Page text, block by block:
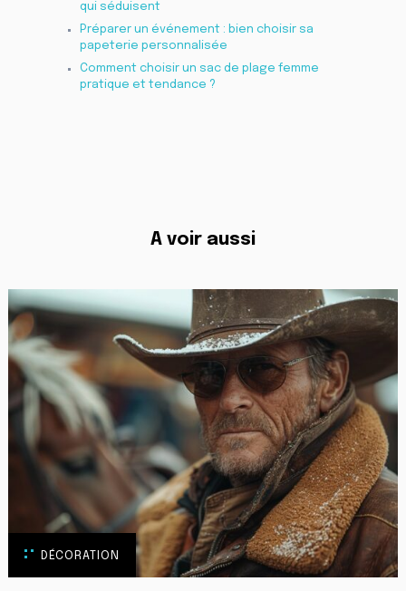
qui séduisent
Préparer un événement : bien choisir sa
papeterie personnalisée
Comment choisir un sac de plage femme
pratique et tendance ?
A voir aussi
DÉCORATION